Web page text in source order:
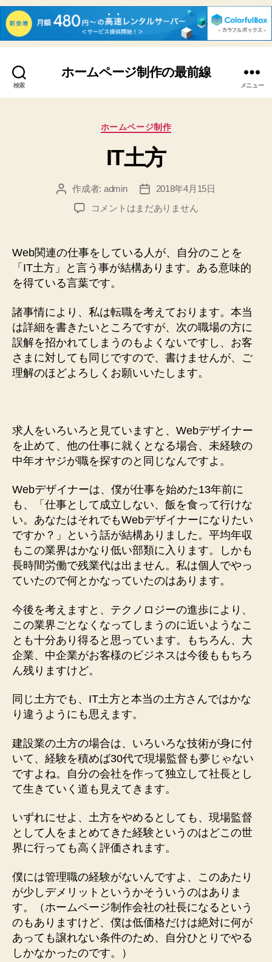
検索
ホームページ制作の最前線
メニュー
カ
ゴ
リ
ホームページ制作
IT土方
投 作成者: admin
投
稿
2018年4月15日
IT
へ
の
コメントはまだありません
Web関連の仕事をしている人が、自分のことを
「IT土方」と言う事が結構あります。ある意味的
を得ている言葉です。
諸事情により、私は転職を考えております。本当
は詳細を書きたいところですが、次の職場の方に
誤解を招かれてしまうのもよくないですし、お客
さまに対しても同じですので、書けませんが、ご
理解のほどよろしくお願いいたします。
求人をいろいろと見ていますと、Webデザイナー
を止めて、他の仕事に就くとなる場合、未経験の
中年オヤジが職を探すのと同じなんですよ。
Webデザイナーは、僕が仕事を始めた13年前に
も、「仕事として成立しない、飯を食って行けな
い。あなたはそれでもWebデザイナーになりたい
ですか？」という話が結構ありました。平均年収
もこの業界はかなり低い部類に入ります。しかも
長時間労働で残業代は出ません。私は個人でやっ
ていたので何とかなっていたのはあります。
今後を考えますと、テクノロジーの進歩により、
この業界ごとなくなってしまうのに近いようなこ
とも十分あり得ると思っています。もちろん、大
企業、中企業がお客様のビジネスは今後ももちろ
ん残りますけど。
同じ土方でも、IT土方と本当の土方さんではかな
り違うようにも思えます。
建設業の土方の場合は、いろいろな技術が身に付
いて、経験を積めば30代で現場監督も夢じゃない
ですよね。自分の会社を作って独立して社長とし
て生きていく道も見えてきます。
いずれにせよ、土方をやめるとしても、現場監督
として人をまとめてきた経験というのはどこの世
界に行っても高く評価されます。
僕には管理職の経験がないんですよ、このあたり
が少しデメリットというかそういうのはありま
す。（ホームページ制作会社の社長になるという
のもありますけど、僕は低価格だけは絶対に何が
あっても譲れない条件のため、自分ひとりでやる
しかなかったのです。）